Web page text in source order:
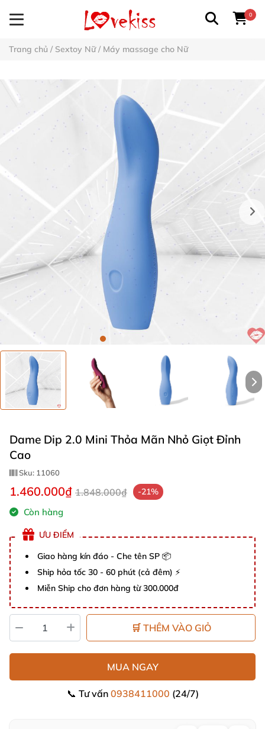
0
Trang chủ / Sextoy Nữ/ Máy massage cho Nữ
Dame Dip 2.0 Mini Thỏa Mãn Nhỏ Giọt Đỉnh
Cao
Sku: 11060
1.460.000₫ 1.848.000₫ -21%
Còn hàng
ƯU ĐIỂM
Giao hàng kín đáo - Che tên SP 📦
Ship hỏa tốc 30 - 60 phút (cả đêm) ⚡
Miễn Ship cho đơn hàng từ 300.000đ
🛒 THÊM VÀO GIỎ
MUA NGAY
📞 Tư vấn 0938411000 (24/7)